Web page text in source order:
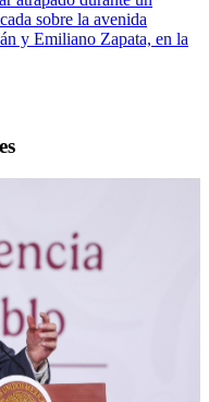
sobre la avenida
y Emiliano Zapata, en la